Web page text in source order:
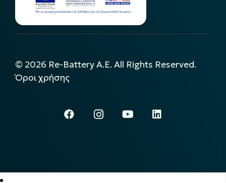
© 2026 Re-Battery A.E. All Rights Reserved.
Όροι χρήσης